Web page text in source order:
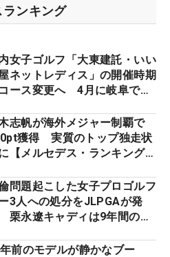
ンキング
女子ゴルフ「大東建託・いい
ネットレディス」の開催時期
ース変更へ 4月に岐阜で開
志帆が海外メジャー制覇で
獲得 実質のトップ独走状
【メルセデス・ランキング番
問題起こした女子プロゴルフ
3人への処分をJLPGAが発
永遼キャディは9年間の立
前のモデルが静かなブー